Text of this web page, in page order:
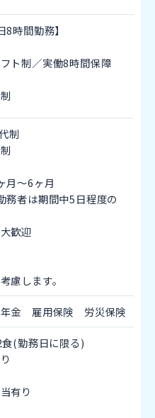
8時間勤務】
ト制／実働8時間保障
制
～6ヶ月
者は期間中5日程度の
歓迎
慮します。
金 雇用保険 労災保険
(勤務日に限る)
有り